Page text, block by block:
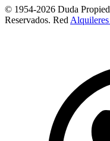
© 1954-2026 Duda
Reservados. Red